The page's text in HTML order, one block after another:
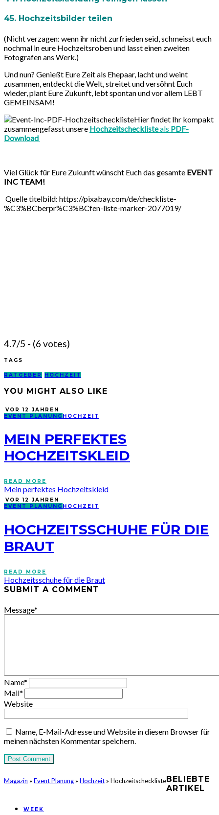
45. Hochzeitsbilder teilen
(Nicht verzagen: wenn ihr nicht zurfrieden seid, schmeisst euch
nochmal in eure Hochzeitsroben und lasst einen zweiten
Fotografen ans Werk.)
Und nun? Genießt Eure Zeit als Ehepaar, lacht und weint
zusammen, entdeckt die Welt, streitet und versöhnt Euch
wieder, plant Eure Zukunft, lebt spontan und vor allem LEBT
GEMEINSAM!
Hier findet Ihr kompakt
zusammengefasst unsere Hochzeitschecklisteals PDF-
Download
Viel Glück für Eure Zukunft wünscht Euch das gesamte EVENT
INC TEAM!
Quelle titelbild: https://pixabay.com/de/checkliste-
%C3%BCberpr%C3%BCfen-liste-marker-2077019/
4.7/5 - (6 votes)
TAGS
RATGEBER HOCHZEIT
YOU MIGHT ALSO LIKE
VOR 12 JAHREN
EVENT PLANUNG HOCHZEIT
MEIN PERFEKTES
HOCHZEITSKLEID
READ MORE
Mein perfektes Hochzeitskleid
VOR 12 JAHREN
EVENT PLANUNG HOCHZEIT
HOCHZEITSSCHUHE FÜR DIE
BRAUT
READ MORE
Hochzeitsschuhe für die Braut
SUBMIT A COMMENT
Message*
Name*
Mail*
Website
Name, E-Mail-Adresse und Website in diesem Browser für
meinen nächsten Kommentar speichern.
Magazin » Event Planung » Hochzeit » HochzeitschecklisteBELIEBTE
ARTIKEL
WEEK